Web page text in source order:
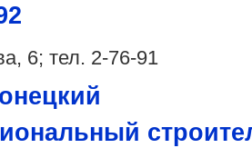
6; тел. 2-76-91